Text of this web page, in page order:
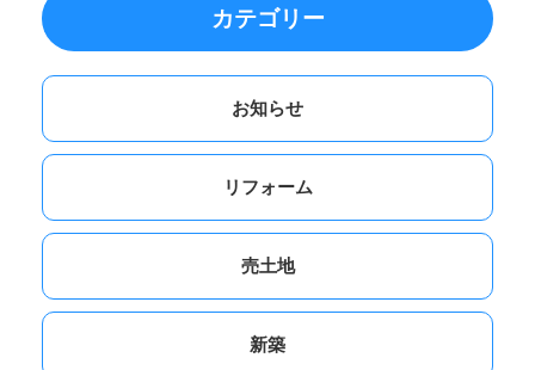
カテゴリー
お知らせ
リフォーム
売土地
新築